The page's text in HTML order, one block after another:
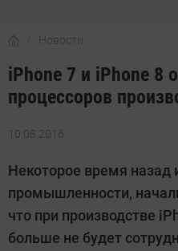
Новости
iPhone 7 и iPhone 8
процессоров
10.08.2016
Автор:
Поповкин
Некоторое время назад
промышленности,
что при производстве
больше не будет